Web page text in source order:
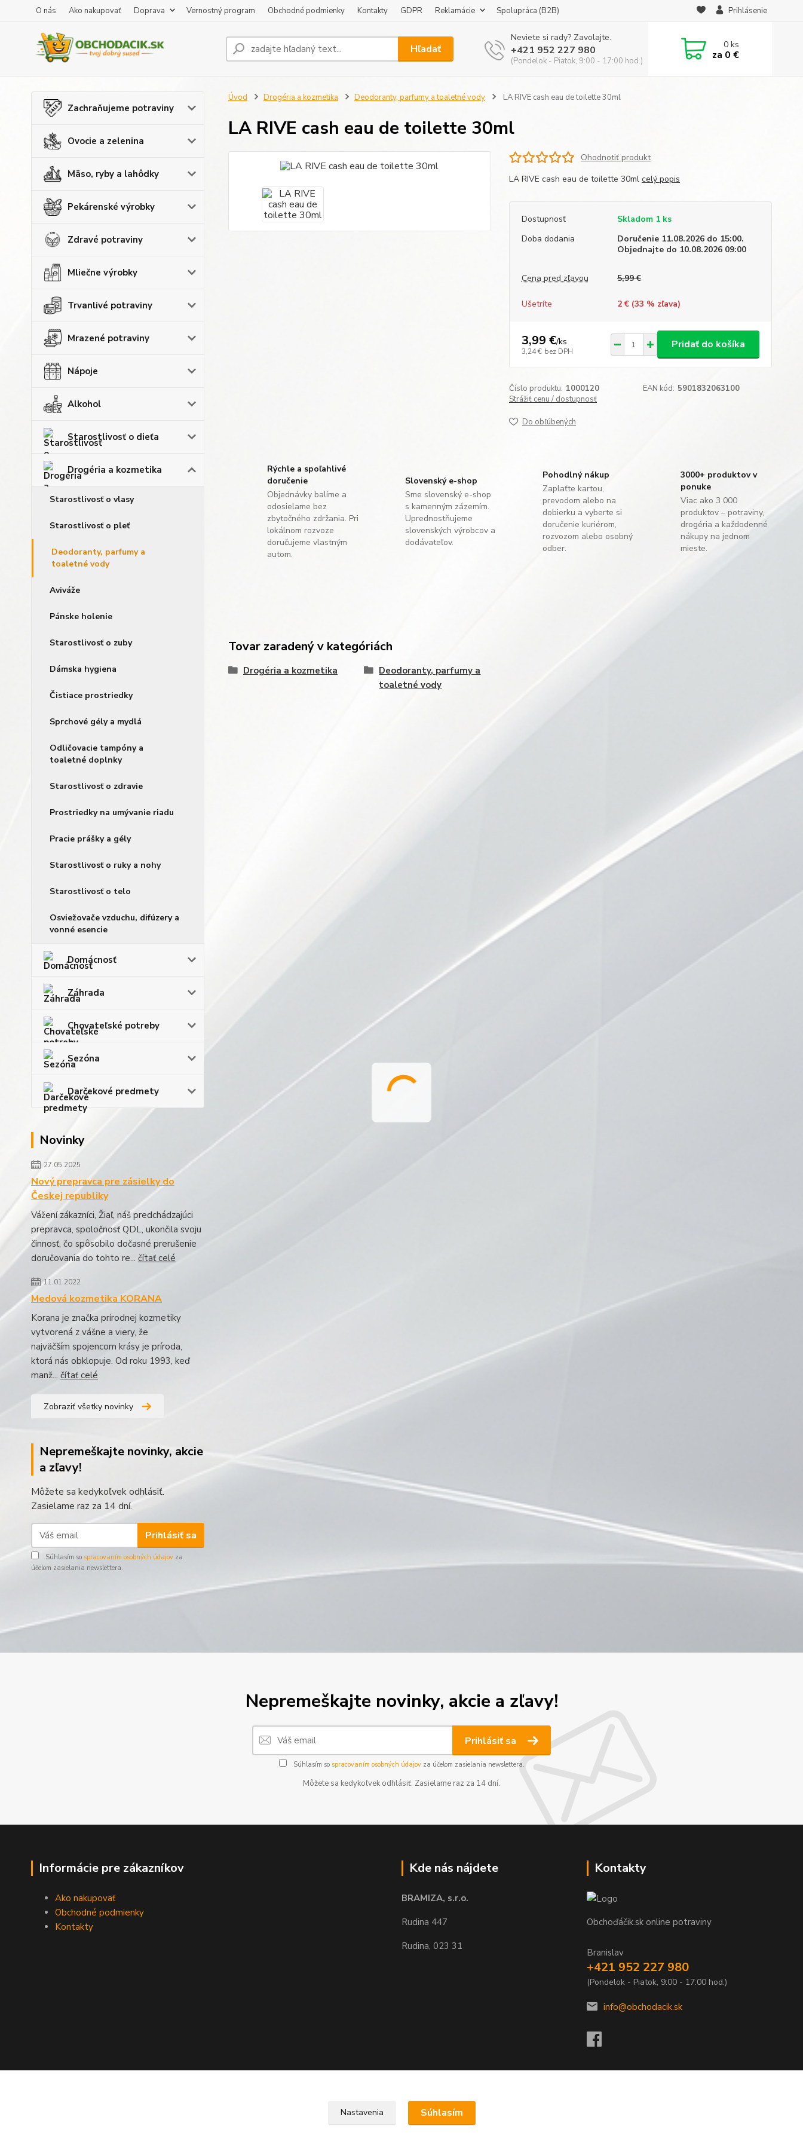
O nás Ako nakupovať Doprava Vernostný program Obchodné podmienky Kontakty GDPR Reklamácie Spolupráca (B2B) Prihlásenie
Hľadať
Neviete si rady? Zavolajte.
+421 952 227 980
(Pondelok - Piatok, 9:00 - 17:00 hod.)
0ks
za 0 €
Zachraňujeme potraviny
Ovocie a zelenina
Mäso, ryby a lahôdky
Pekárenské výrobky
Zdravé potraviny
Mliečne výrobky
Trvanlivé potraviny
Mrazené potraviny
Nápoje
Alkohol
Starostlivosť o dieťa
Drogéria a kozmetika
Starostlivosť o vlasy
Starostlivosť o pleť
Deodoranty, parfumy a
toaletné vody
Aviváže
Pánske holenie
Starostlivosť o zuby
Dámska hygiena
Čistiace prostriedky
Sprchové gély a mydlá
Odličovacie tampóny a
toaletné doplnky
Starostlivosť o zdravie
Prostriedky na umývanie riadu
Pracie prášky a gély
Starostlivosť o ruky a nohy
Starostlivosť o telo
Osviežovače vzduchu, difúzery a
vonné esencie
Domácnosť
Záhrada
Chovateľské potreby
Sezóna
Darčekové predmety
Novinky
27.05.2025
Nový prepravca pre zásielky do
Českej republiky
Vážení zákazníci, Žiaľ, náš predchádzajúci
prepravca, spoločnosť QDL, ukončila svoju
činnosť, čo spôsobilo dočasné prerušenie
doručovania do tohto re... čítať celé
11.01.2022
Medová kozmetika KORANA
Korana je značka prírodnej kozmetiky
vytvorená z vášne a viery, že
najväčším spojencom krásy je príroda,
ktorá nás obklopuje. Od roku 1993, keď
manž... čítať celé
Zobraziť všetky novinky
Nepremeškajte novinky, akcie
a zľavy!
Môžete sa kedykoľvek odhlásiť.
Zasielame raz za 14 dní.
Prihlásiť sa
Súhlasím so spracovaním osobných údajov za
účelom zasielania newslettera.
Úvod Drogéria a kozmetika Deodoranty, parfumy a toaletné vody LA RIVE cash eau de toilette 30ml
LA RIVE cash eau de toilette 30ml
Ohodnotiť produkt
LA RIVE cash eau de toilette 30ml celý popis
Dostupnosť
Skladom 1 ks
Doba dodania
Doručenie 11.08.2026 do 15:00.
Objednajte do 10.08.2026 09:00
Cena pred zľavou 5,99 €
Ušetríte 2 € (33 % zľava)
3,99 €/ks
3,24 € bez DPH
Pridať do košíka
Číslo produktu: 1000120 EAN kód: 5901832063100
Strážiť cenu / dostupnosť
Do obľúbených
Rýchle a spoľahlivé
doručenie
Objednávky balíme a
odosielame bez
zbytočného zdržania. Pri
lokálnom rozvoze
doručujeme vlastným
autom.
Slovenský e-shop
Sme slovenský e-shop
s kamenným zázemím.
Uprednostňujeme
slovenských výrobcov a
dodávateľov.
Pohodlný nákup
Zaplaťte kartou,
prevodom alebo na
dobierku a vyberte si
doručenie kuriérom,
rozvozom alebo osobný
odber.
3000+ produktov v
ponuke
Viac ako 3 000
produktov – potraviny,
drogéria a každodenné
nákupy na jednom
mieste.
Tovar zaradený v kategóriách
Drogéria a kozmetika
Deodoranty, parfumy a
toaletné vody
Nepremeškajte novinky, akcie a zľavy!
Prihlásiť sa
Súhlasím so spracovaním osobných údajovza účelom zasielania newslettera.
Môžete sa kedykoľvek odhlásiť. Zasielame raz za 14 dní.
Informácie pre zákazníkov
Ako nakupovať
Obchodné podmienky
Kontakty
Kde nás nájdete
BRAMIZA, s.r.o.
Rudina 447
Rudina, 023 31
Kontakty
Obchoďáčik.sk online potraviny
Branislav
+421 952 227 980
(Pondelok - Piatok, 9:00 - 17:00 hod.)
info@obchodacik.sk
Upravit sběr cookies.
Nastavenia Súhlasím